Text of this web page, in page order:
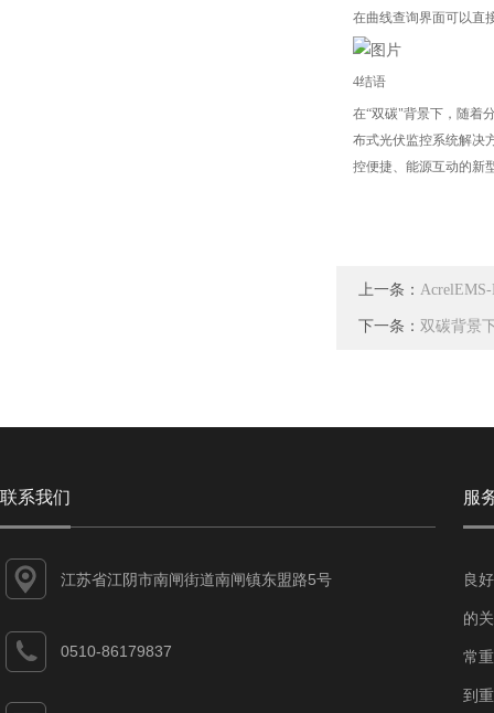
在曲线查询界面可以直
4结语
在“双碳"背景下，随着
布式光伏监控系统解决
控便捷、能源互动的新
上一条：
下一条： 双碳背景
联系我们
江苏省江阴市南闸街道南闸镇东盟路5号
0510-86179837
服
良
的
常
到